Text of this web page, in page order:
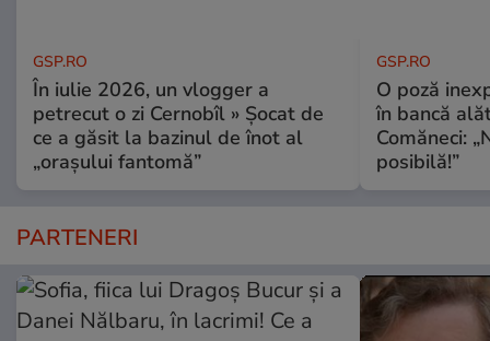
GSP.RO
În iulie 2026, un vlogger a
petrecut o zi Cernobîl » Șocat de
ce a găsit la bazinul de înot al
„orașului fantomă”
GSP.RO
O poză
în bancă
Comăneci:
posibilă!”
PARTENERI